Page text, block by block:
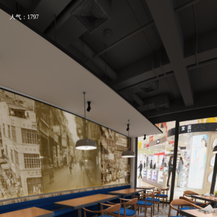
人气：1797